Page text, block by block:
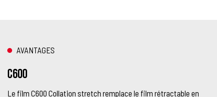
AVANTAGES
C600
Le film C600 Collation stretch remplace le film rétractable en